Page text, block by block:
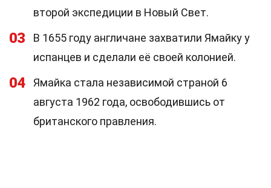
второй экспедиции в Новый Свет.
03
В 1655 году англичане захватили Ямайку у
испанцев и сделали её своей колонией.
04
Ямайка стала независимой страной 6
августа 1962 года, освободившись от
британского правления.